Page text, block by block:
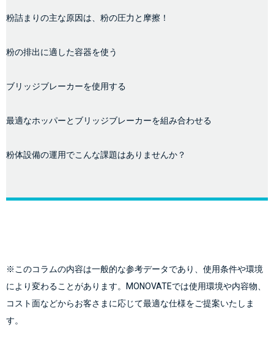
粉詰まりの主な原因は、粉の圧力と摩擦！
粉の排出に適した容器を使う
ブリッジブレーカーを使用する
最適なホッパーとブリッジブレーカーを組み合わせる
粉体設備の運用でこんな課題はありませんか？
※このコラムの内容は一般的な参考データであり、使用条件や環境
により変わることがあります。MONOVATEでは使用環境や内容物、
コスト面などからお客さまに応じて最適な仕様をご提案いたしま
す。